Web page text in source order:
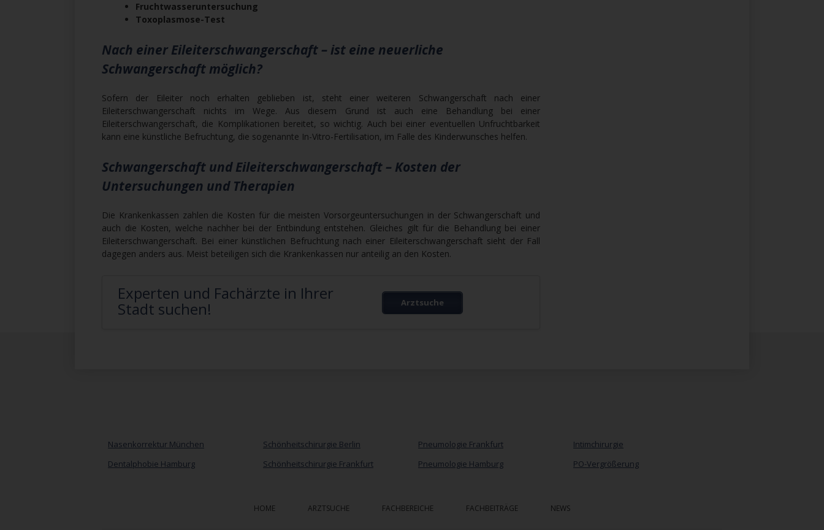
Fruchtwasseruntersuchung
Toxoplasmose-Test
Nach einer Eileiterschwangerschaft – ist eine neuerliche
Schwangerschaft möglich?
Sofern der Eileiter noch erhalten geblieben ist, steht einer weiteren Schwangerschaft nach einer
Eileiterschwangerschaft nichts im Wege. Aus diesem Grund ist auch eine Behandlung bei einer
Eileiterschwangerschaft, die Komplikationen bereitet, so wichtig. Auch bei einer eventuellen Unfruchtbarkeit
kann eine künstliche Befruchtung, die sogenannte In-Vitro-Fertilisation, im Falle des Kinderwunsches helfen.
Schwangerschaft und Eileiterschwangerschaft – Kosten der
Untersuchungen und Therapien
Die Krankenkassen zahlen die Kosten für die meisten Vorsorgeuntersuchungen in der Schwangerschaft und
auch die Kosten, welche nachher bei der Entbindung entstehen. Gleiches gilt für die Behandlung bei einer
Eileiterschwangerschaft. Bei einer künstlichen Befruchtung nach einer Eileiterschwangerschaft sieht der Fall
dagegen anders aus. Meist beteiligen sich die Krankenkassen nur anteilig an den Kosten.
Experten und Fachärzte in Ihrer
Stadt suchen! Arztsuche
Nasenkorrektur München
Dentalphobie Hamburg
Schönheitschirurgie Berlin
Schönheitschirurgie Frankfurt
Pneumologie Frankfurt
Pneumologie Hamburg
Intimchirurgie
PO-Vergrößerung
HOME ARZTSUCHE FACHBEREICHE FACHBEITRÄGE NEWS